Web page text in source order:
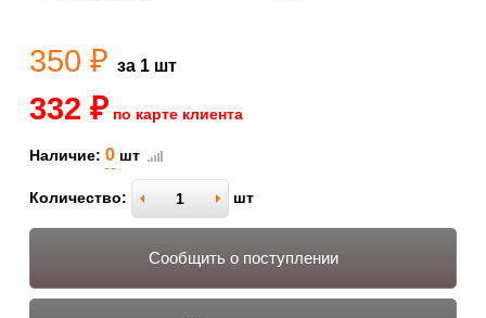
350 ₽ за 1 шт
332 ₽ по карте клиента
Наличие: 0 шт
Количество: шт
Сообщить о поступлении